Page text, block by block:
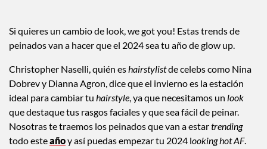
Si quieres un cambio de look, we got you! Estas trends de
Christopher Naselli, quién eshairstylistde celebs como Nina
Dobrev y Dianna Agron, dice que el invierno es la estación
ideal para cambiar tuhairstyle, ya que necesitamos unlook
que destaque tus rasgos faciales y que sea fácil de peinar.
Nosotras te traemos los peinados que van a estartrending